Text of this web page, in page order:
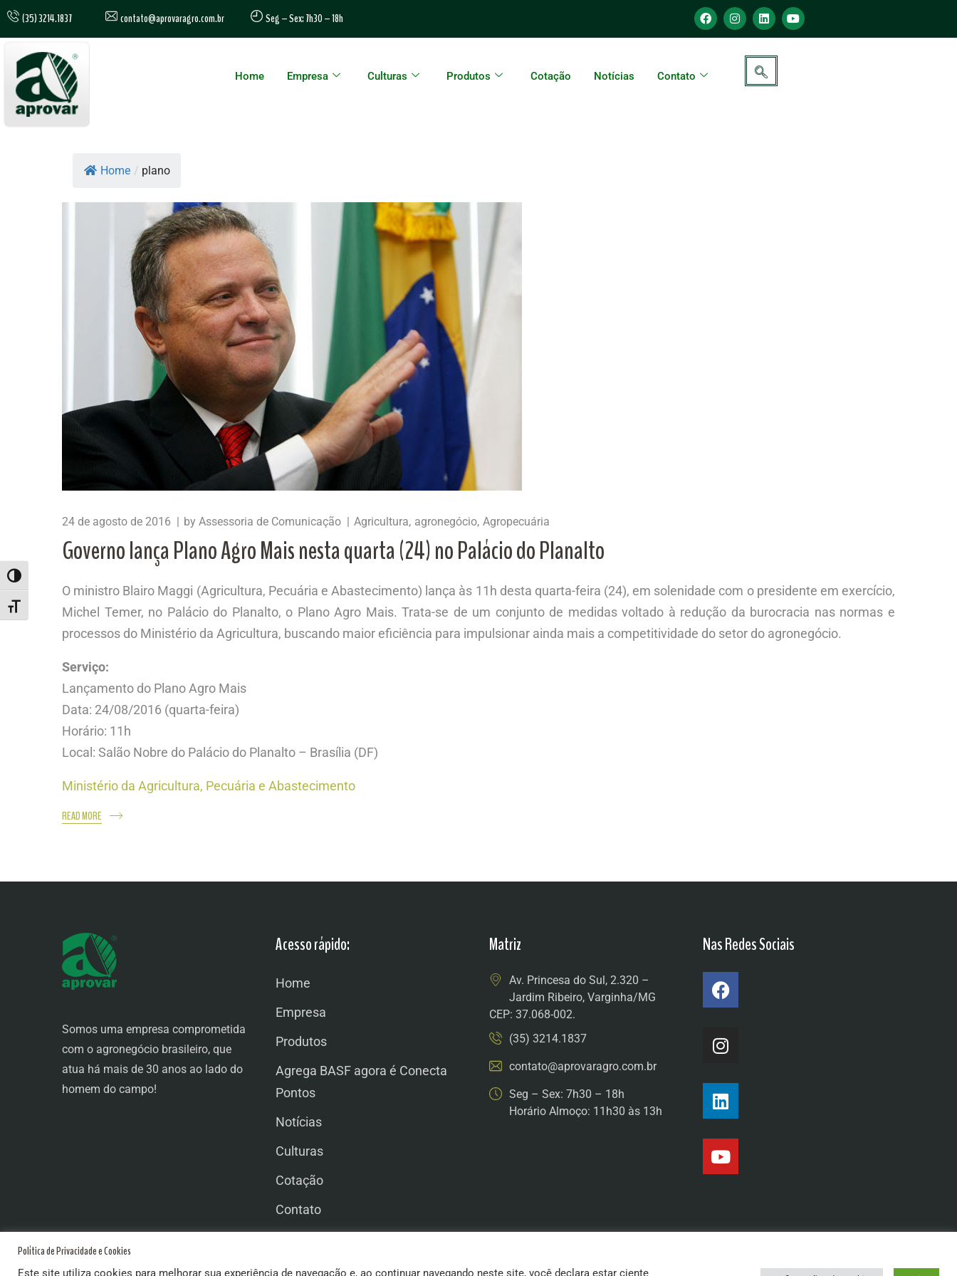
ALTERNAR ALTO CONTRASTE
ALTERNAR TAMANHO DA FONTE
(35) 3214.1837 contato@aprovaragro.com.br Seg – Sex: 7h30 – 18h
Home Empresa Culturas Produtos Cotação Notícias Contato
Home / plano
24 de agosto de 2016 by Assessoria de Comunicação Agricultura agronegócio Agropecuária
Governo lança Plano Agro Mais nesta quarta (24) no Palácio do Planalto
O ministro Blairo Maggi (Agricultura, Pecuária e Abastecimento) lança às 11h desta quarta-feira (24), em solenidade com o presidente em exercício,
Michel Temer, no Palácio do Planalto, o Plano Agro Mais. Trata-se de um conjunto de medidas voltado à redução da burocracia nas normas e
processos do Ministério da Agricultura, buscando maior eficiência para impulsionar ainda mais a competitividade do setor do agronegócio.
Serviço:
Lançamento do Plano Agro Mais
Data: 24/08/2016 (quarta-feira)
Horário: 11h
Local: Salão Nobre do Palácio do Planalto – Brasília (DF)
Ministério da Agricultura, Pecuária e Abastecimento
READ MORE
Somos uma empresa comprometida
com o agronegócio brasileiro, que
atua há mais de 30 anos ao lado do
homem do campo!
Acesso rápido:
Home
Empresa
Produtos
Agrega BASF agora é Conecta
Pontos
Notícias
Culturas
Cotação
Contato
Matriz
Av. Princesa do Sul, 2.320 –
Jardim Ribeiro, Varginha/MG
CEP: 37.068-002.
(35) 3214.1837
contato@aprovaragro.com.br
Seg – Sex: 7h30 – 18h
Horário Almoço: 11h30 às 13h
Nas Redes Sociais
Política de Privacidade e Cookies
Este site utiliza cookies para melhorar sua experiência de navegação e, ao continuar navegando neste site, você declara estar ciente